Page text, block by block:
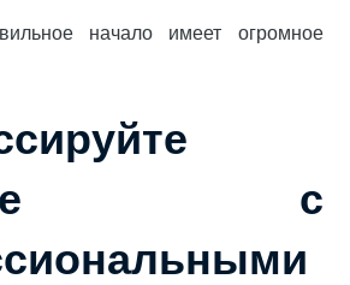
начало имеет огромное
с